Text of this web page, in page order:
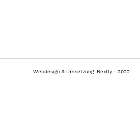
Webdesign & Umsetzung: Nextly - 2022